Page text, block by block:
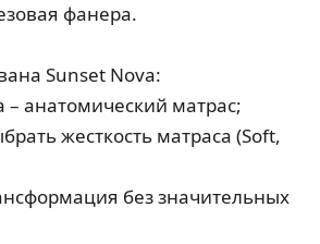
фанера.
Sunset Nova:
– анатомический матрас;
жесткость матраса (Soft,
без значительных